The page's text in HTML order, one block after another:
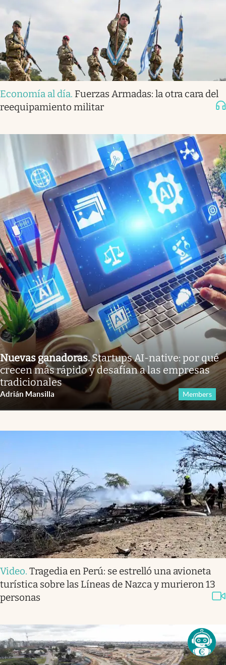
Economía al día. Fuerzas Armadas: la otra cara del
reequipamiento militar
Nuevas ganadoras.Startups AI-native: por qué
crecen más rápido y desafían a las empresas
tradicionales
Adrián Mansilla Members
Video. Tragedia en Perú: se estrelló una avioneta
turística sobre las Líneas de Nazca y murieron 13
personas